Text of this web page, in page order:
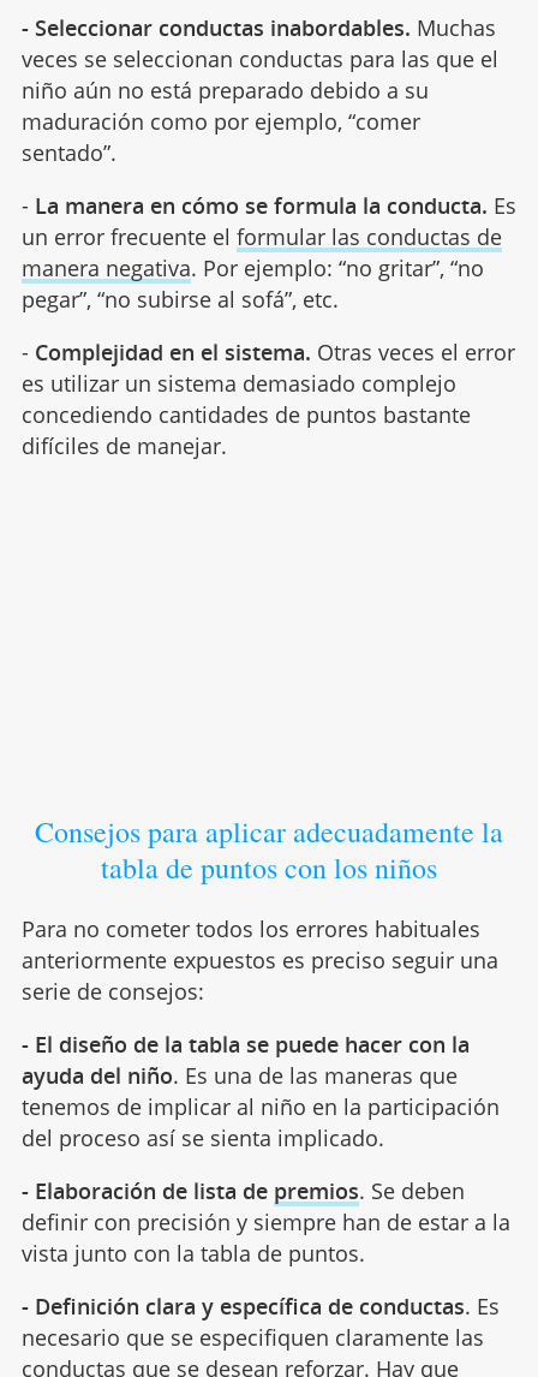
- Seleccionar conductas inabordables. Muchas
veces se seleccionan conductas para las que el
niño aún no está preparado debido a su
maduración como por ejemplo, “comer
sentado”.
- La manera en cómo se formula la conducta. Es
un error frecuente el formular las conductas de
manera negativa. Por ejemplo: “no gritar”, “no
pegar”, “no subirse al sofá”, etc.
- Complejidad en el sistema. Otras veces el error
es utilizar un sistema demasiado complejo
concediendo cantidades de puntos bastante
difíciles de manejar.
Consejos para aplicar adecuadamente la
tabla de puntos con los niños
Para no cometer todos los errores habituales
anteriormente expuestos es preciso seguir una
serie de consejos:
- El diseño de la tabla se puede hacer con la
ayuda del niño. Es una de las maneras que
tenemos de implicar al niño en la participación
del proceso así se sienta implicado.
- Elaboración de lista de premios. Se deben
definir con precisión y siempre han de estar a la
vista junto con la tabla de puntos.
- Definición clara y específica de conductas. Es
necesario que se especifiquen claramente las
conductas que se desean reforzar. Hay que